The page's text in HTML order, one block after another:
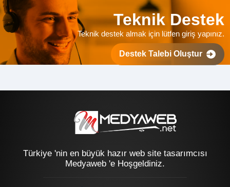
Teknik Destek
Teknik destek almak için lütfen giriş yapınız.
Destek Talebi Oluştur
Türkiye 'nin en büyük hazır web site tasarımcısı
Medyaweb 'e Hoşgeldiniz.